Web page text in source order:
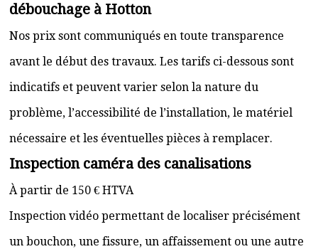
débouchage à Hotton
Nos prix sont communiqués en toute transparence
avant le début des travaux. Les tarifs ci-dessous sont
indicatifs et peuvent varier selon la nature du
problème, l’accessibilité de l’installation, le matériel
nécessaire et les éventuelles pièces à remplacer.
Inspection caméra des canalisations
À partir de 150 € HTVA
Inspection vidéo permettant de localiser précisément
un bouchon, une fissure, un affaissement ou une autre